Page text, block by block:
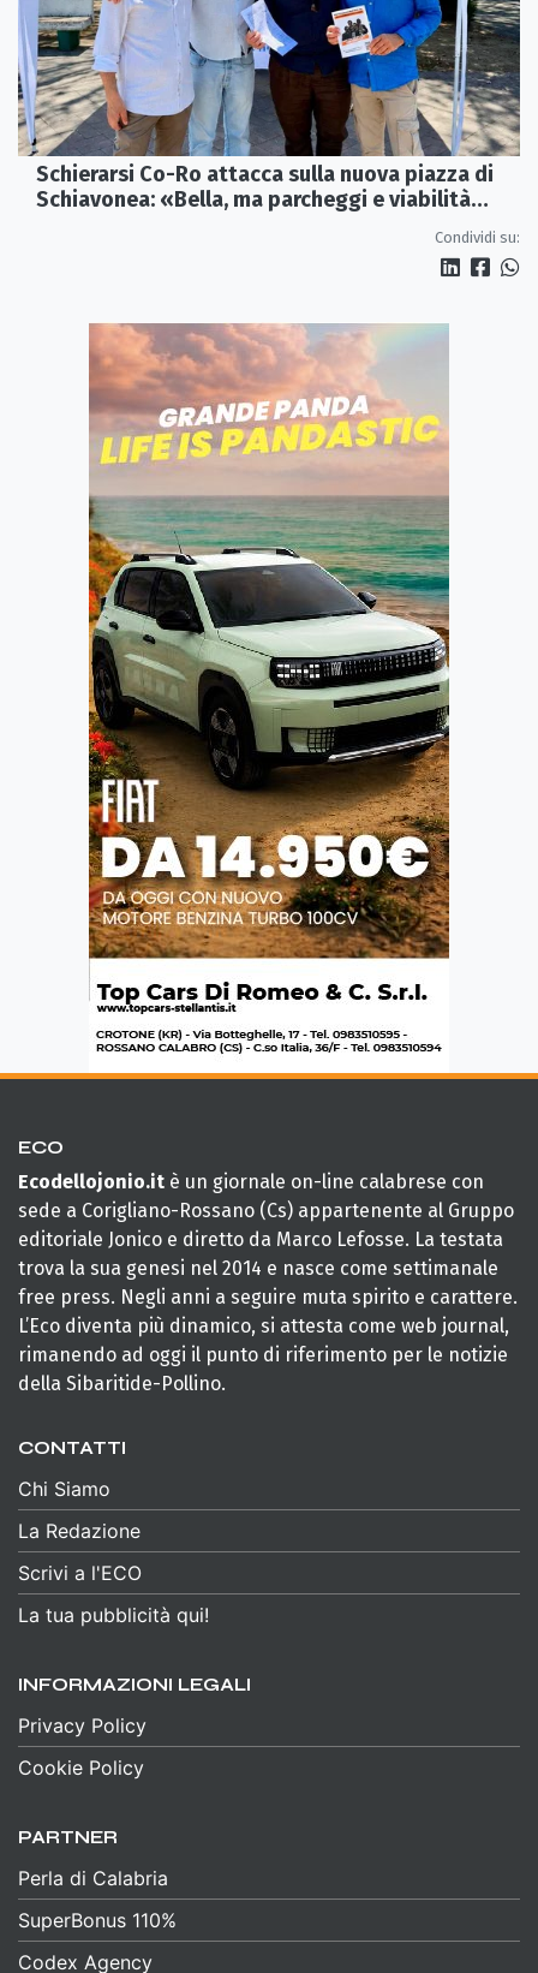
Schierarsi Co-Ro attacca sulla nuova piazza di
Schiavonea: «Bella, ma parcheggi e viabilità
Condividi su:
ECO
Ecodellojonio.it è un giornale on-line calabrese con
sede a Corigliano-Rossano (Cs) appartenente al Gruppo
editoriale Jonico e diretto da Marco Lefosse. La testata
trova la sua genesi nel 2014 e nasce come settimanale
free press. Negli anni a seguire muta spirito e carattere.
L’Eco diventa più dinamico, si attesta come web journal,
rimanendo ad oggi il punto di riferimento per le notizie
della Sibaritide-Pollino.
CONTATTI
Chi Siamo
La Redazione
Scrivi a l'ECO
La tua pubblicità qui!
INFORMAZIONI LEGALI
Privacy Policy
Cookie Policy
PARTNER
Perla di Calabria
SuperBonus 110%
Codex Agency